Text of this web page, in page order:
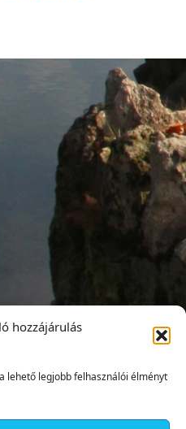
hozzájárulás
lehető legjobb felhasználói élményt